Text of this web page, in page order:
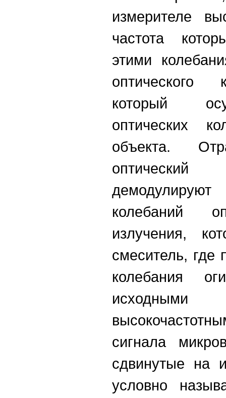
измерителе
частота
этими
оптического
который
оптических
объекта.
колебаний
излучения,
смеситель, где
колебания
сигнала
сдвинутые на
условно